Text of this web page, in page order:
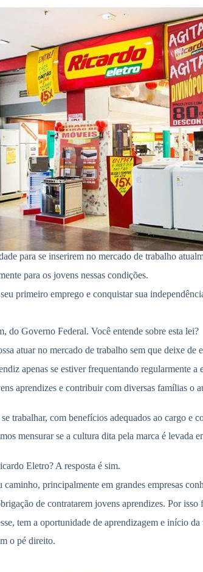
para se inserirem no mercado de trabalho
para os jovens nessas condições.
primeiro emprego e conquistar sua
do Governo Federal. Você entende sobre esta lei?
atuar no mercado de trabalho sem que deixe de
apenas se estiver frequentando regularmente
aprendizes e contribuir com diversas famílias
trabalhar, com benefícios adequados ao cargo e
mensurar se a cultura dita pela marca é levada
Eletro? A resposta é sim.
principalmente em grandes empresas
de contratarem jovens aprendizes. Por isso
tem a oportunidade de aprendizagem e início
o pé direito.